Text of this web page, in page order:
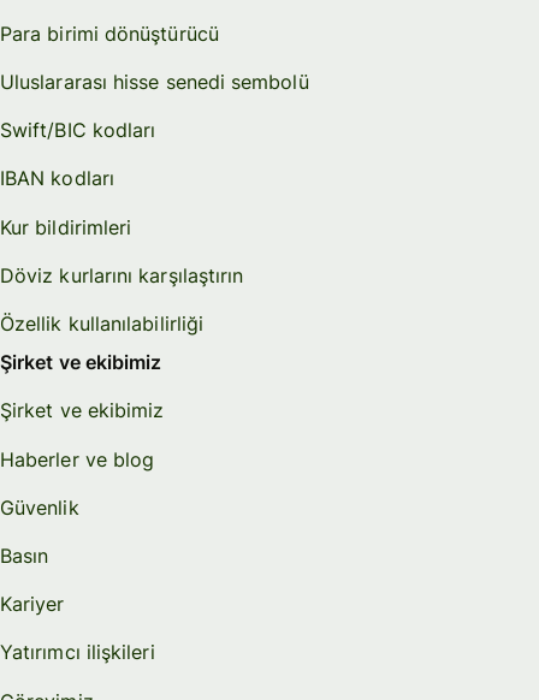
Para birimi dönüştürücü
Uluslararası hisse senedi sembolü
Swift/BIC kodları
IBAN kodları
Kur bildirimleri
Döviz kurlarını karşılaştırın
Özellik kullanılabilirliği
Şirket ve ekibimiz
Şirket ve ekibimiz
Haberler ve blog
Güvenlik
Basın
Kariyer
Yatırımcı ilişkileri